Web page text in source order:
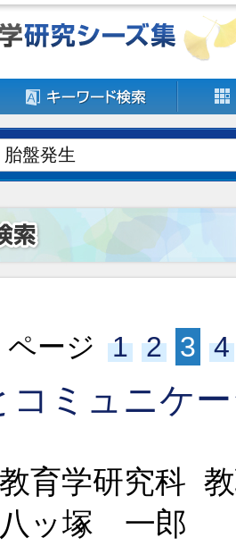
ページ 1 2 3 4
コミュニケ
育学研究科
ッ塚 一郎